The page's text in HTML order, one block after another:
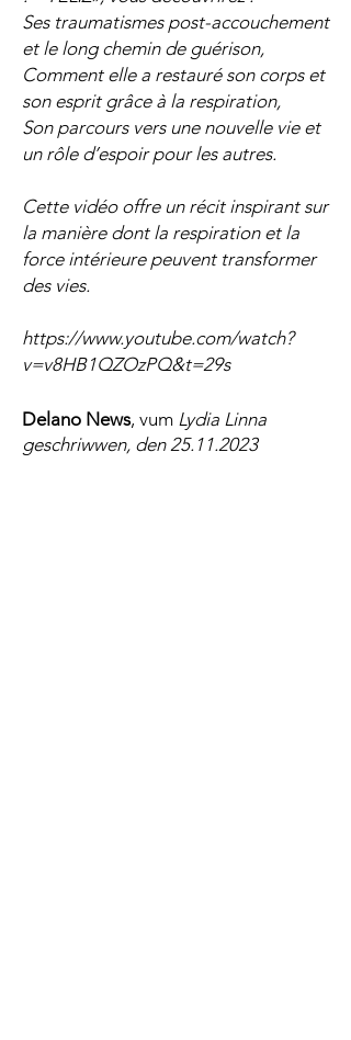
Ses traumatismes post-accouchement
et le long chemin de guérison,
Comment elle a restauré son corps et
son esprit grâce à la respiration,
Son parcours vers une nouvelle vie et
un rôle d’espoir pour les autres.
Cette vidéo offre un récit inspirant sur
la manière dont la respiration et la
force intérieure peuvent transformer
des vies.
https://www.youtube.com/watch?
v=v8HB1QZOzPQ&t=29s
Delano News, vum Lydia Linna
geschriwwen, den25.11.2023